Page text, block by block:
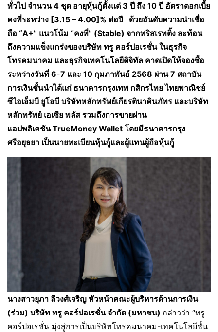
ทั่วไป จำนวน 4 ชุด อายุหุ้นกู้ตั้งแต่ 3 ปี ถึง 10 ปี อัตราดอกเบี้ย
คงที่ระหว่าง [3.15 – 4.00]% ต่อปี ด้วยอันดับความน่าเชื่อ
ถือ “A+” แนวโน้ม “คงที่” (Stable) จากทริสเรทติ้ง สะท้อน
ถึงความแข็งแกร่งของบริษัท ทรู คอร์ปอเรชั่น ในธุรกิจ
โทรคมนาคม และธุรกิจเทคโนโลยีดิจิทัล คาดเปิดให้จองซื้อ
ระหว่างวันที่ 6-7 และ 10 กุมภาพันธ์ 2568 ผ่าน 7 สถาบัน
การเงินชั้นนำได้แก่ ธนาคารกรุงเทพ กสิกรไทย ไทยพาณิชย์
ซีไอเอ็มบี ยูโอบี บริษัทหลักทรัพย์เกียรตินาคินภัทร และบริษัท
หลักทรัพย์ เอเซีย พลัส รวมถึงการขายผ่าน
แอปพลิเคชัน TrueMoney Wallet โดยมีธนาคารกรุง
ศรีอยุธยา เป็นนายทะเบียนหุ้นกู้และผู้แทนผู้ถือหุ้นกู้
นางสาวยุภา ลีวงศ์เจริญ หัวหน้าคณะผู้บริหารด้านการเงิน
(ร่วม) บริษัท ทรู คอร์ปอเรชั่น จำกัด (มหาชน) กล่าวว่า “ทรู
คอร์ปอเรชั่น มุ่งสู่การเป็นบริษัทโทรคมนาคม-เทคโนโลยีชั้น